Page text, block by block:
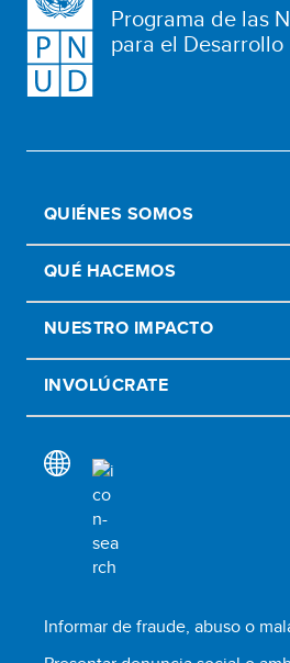
Programa de las
para el Desarrollo
QUIÉNES SOMOS
QUÉ HACEMOS
NUESTRO IMPACTO
INVOLÚCRATE
Informar de fraude, abuso o